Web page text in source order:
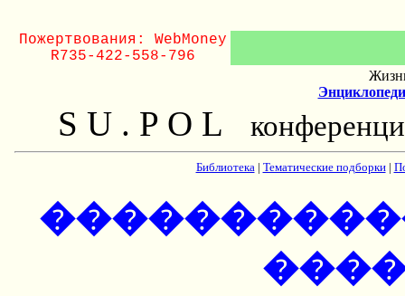
Пожертвования: WebMoney
R735-422-558-796
S U . P O L
Библиотека| Тематические подборки|